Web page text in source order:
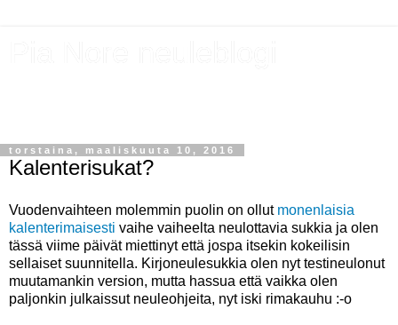
torstaina, maaliskuuta 10, 2016
Kalenterisukat?
Vuodenvaihteen molemmin puolin on ollut monenlaisia
kalenterimaisesti vaihe vaiheelta neulottavia sukkia ja olen
tässä viime päivät miettinyt että jospa itsekin kokeilisin
sellaiset suunnitella. Kirjoneulesukkia olen nyt testineulonut
muutamankin version, mutta hassua että vaikka olen
paljonkin julkaissut neuleohjeita, nyt iski rimakauhu :-o